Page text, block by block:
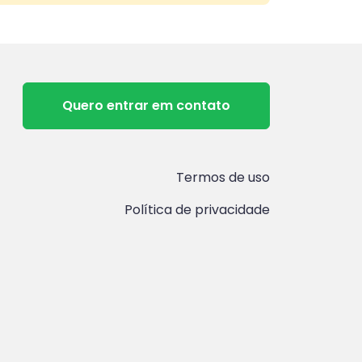
Quero entrar em contato
Termos de uso
Política de privacidade